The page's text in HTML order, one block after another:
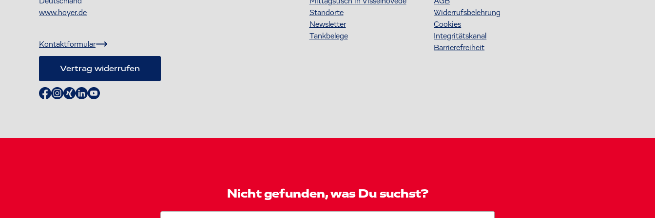
www.hoyer.de
Kontaktformular
Vertrag widerrufen
Standorte
Newsletter
Tankbelege
Widerrufsbelehrung
Cookies
Integritätskanal
Barrierefreiheit
Nicht gefunden, was Du suchst?